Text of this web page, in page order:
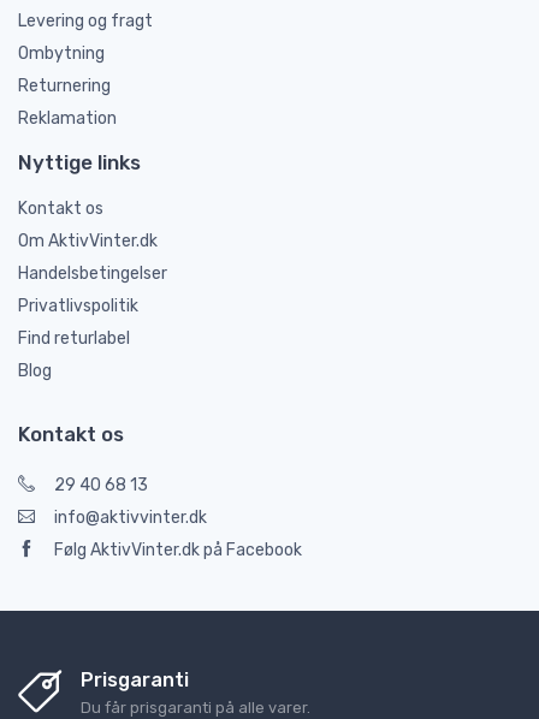
Levering og fragt
Ombytning
Returnering
Reklamation
Nyttige links
Kontakt os
Om AktivVinter.dk
Handelsbetingelser
Privatlivspolitik
Find returlabel
Blog
Kontakt os
29 40 68 13
info@aktivvinter.dk
Følg AktivVinter.dk på Facebook
Prisgaranti
Du får prisgaranti på alle varer.